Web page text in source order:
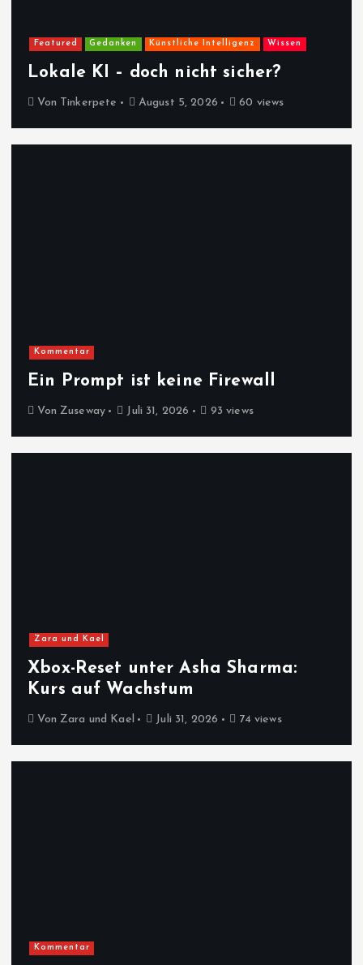
Featured Gedanken Künstliche Intelligenz Wissen
Lokale KI – doch nicht sicher?
Von Tinkerpete August 5, 2026 60 views
Kommentar
Ein Prompt ist keine Firewall
Von Zuseway Juli 31, 2026 93 views
Zara und Kael
Xbox-Reset unter Asha Sharma:
Kurs auf Wachstum
Von Zara und Kael Juli 31, 2026 74 views
Kommentar